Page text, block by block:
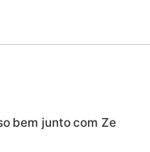
bem junto com Ze